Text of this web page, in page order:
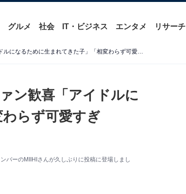
グルメ 社会 IT・ビジネス エンタメ リサーチ
NiziU・MIIHI、久しぶりの登場にファン歓喜「アイドルになるために生まれてきた子」「相変わらず可愛すぎて、、」
ン歓喜「アイドルに
らず可愛すぎ
バーのMIIHIさんが久しぶりに投稿に登場しまし